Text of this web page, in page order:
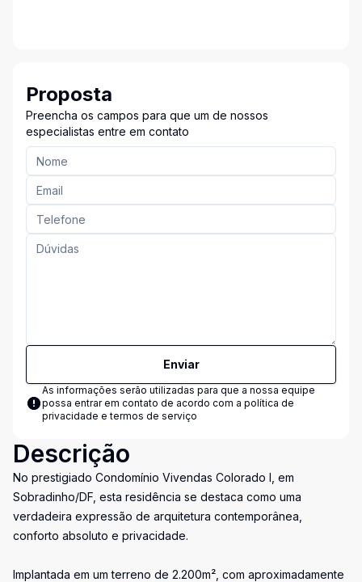
Proposta
Preencha os campos para que um de nossos
especialistas entre em contato
Enviar
As informações serão utilizadas para que a nossa equipe
possa entrar em contato de acordo com a política de
privacidade e termos de serviço
Descrição
No prestigiado Condomínio Vivendas Colorado I, em
Sobradinho/DF, esta residência se destaca como uma
verdadeira expressão de arquitetura contemporânea,
conforto absoluto e privacidade.
Implantada em um terreno de 2.200m², com aproximadamente